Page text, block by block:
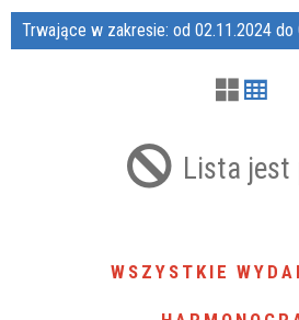
Szukana fraza
Trwające w zakresie: od 02.11.2024 do
Lista jest
WSZYSTKIE